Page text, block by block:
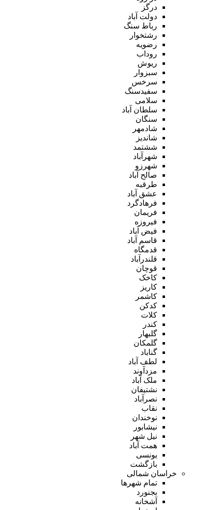
درگز
دولت آباد
رباط سنگ
رشتخوار
رضویه
روداب
ریوش
سبزوار
سرخس
سفیدسنگ
سلامی
سلطان آباد
سنگان
شادمهر
شاندیز
ششتمد
شهرآباد
شهرزو
صالح آباد
طرقبه
عشق آباد
فرهادگرد
فریمان
فیروزه
فیض آباد
قاسم آباد
قدمگاه
قلندرآباد
قوچان
کاخک
کاریز
کاشمر
کدکن
کلات
کندر
گلبهار
گلمکان
گناباد
لطف آباد
مزدآوند
ملک آباد
نشتیفان
نصرآباد
نقاب
نوخندان
نیشابور
نیل شهر
همت آباد
یونسی
بازگشت
خراسان شمالی
تمام شهر‌ها
بجنورد
آشخانه